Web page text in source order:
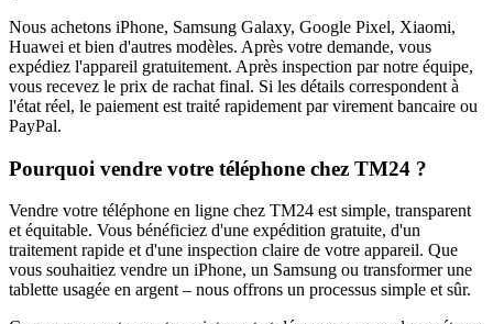
Nous achetons iPhone, Samsung Galaxy, Google Pixel, Xiaomi,
Huawei et bien d'autres modèles. Après votre demande, vous
expédiez l'appareil gratuitement. Après inspection par notre équipe,
vous recevez le prix de rachat final. Si les détails correspondent à
l'état réel, le paiement est traité rapidement par virement bancaire ou
PayPal.
Pourquoi vendre votre téléphone chez TM24 ?
Vendre votre téléphone en ligne chez TM24 est simple, transparent
et équitable. Vous bénéficiez d'une expédition gratuite, d'un
traitement rapide et d'une inspection claire de votre appareil. Que
vous souhaitiez vendre un iPhone, un Samsung ou transformer une
tablette usagée en argent – nous offrons un processus simple et sûr.